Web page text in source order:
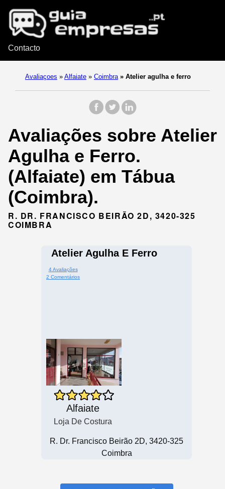
Contacto
Avaliaçoes » Alfaiate » Coimbra » Atelier agulha e ferro
Avaliações sobre Atelier
Agulha e Ferro.
(Alfaiate) em Tábua
(Coimbra).
R. DR. FRANCISCO BEIRÃO 2D, 3420-325
COIMBRA
Atelier Agulha E Ferro
4 Avaliações
2 Comentários
Alfaiate
Loja De Costura
R. Dr. Francisco Beirão 2D, 3420-325
Coimbra